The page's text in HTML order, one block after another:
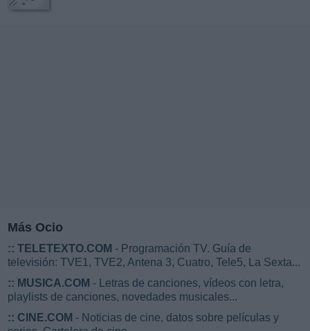
Más Ocio
:: TELETEXTO.COM - Programación TV. Guía de
televisión: TVE1, TVE2, Antena 3, Cuatro, Tele5, La Sexta...
:: MUSICA.COM - Letras de canciones, vídeos con letra,
playlists de canciones, novedades musicales...
:: CINE.COM - Noticias de cine, datos sobre películas y